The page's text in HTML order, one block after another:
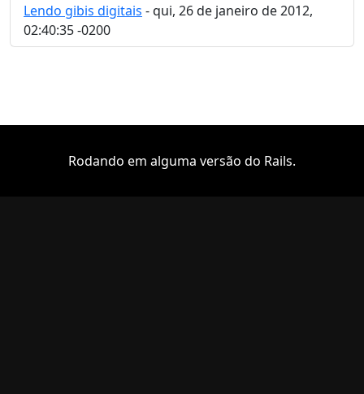
Lendo gibis digitais - qui, 26 de janeiro de 2012,
02:40:35 -0200
Rodando em alguma versão do Rails.